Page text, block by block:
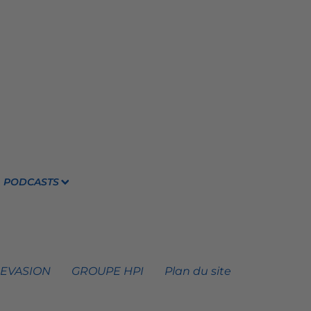
PODCASTS
GROUPE HPI Plan du site